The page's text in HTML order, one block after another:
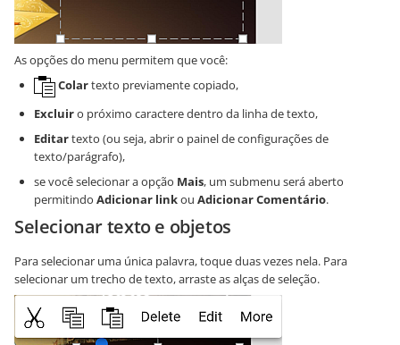
As opções do menu permitem que você:
Colartexto previamente copiado,
Excluiro próximo caractere dentro da linha de texto,
Editartexto (ou seja, abrir o painel de configurações de
texto/parágrafo),
se você selecionar a opção Mais, um submenu será aberto
permitindo Adicionar linkou Adicionar Comentário.
Selecionar texto e objetos
Para selecionar uma única palavra, toque duas vezes nela. Para
selecionar um trecho de texto, arraste as alças de seleção.